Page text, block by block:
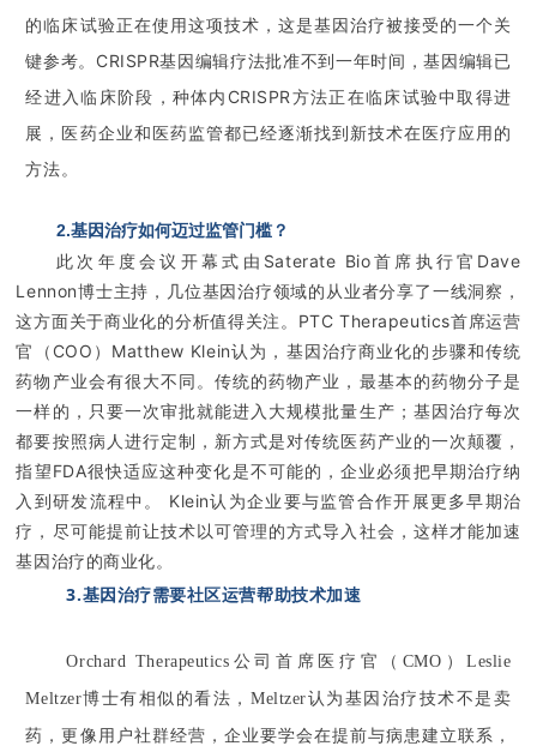
的临床试验正在使用这项技术，这是基因治疗被接受的一个关
键参考。 CRISPR基因编辑疗法批准不到一年时间，基因编辑已
经进入临床阶段，种体内CRISPR方法正在临床试验中取得进
展，医药企业和医药监管都已经逐渐找到新技术在医疗应用的
方法。
2.基因治疗如何迈过监管门槛？
此次年度会议开幕式由Saterate Bio首席执行官Dave
Lennon博士主持，几位基因治疗领域的从业者分享了一线洞察，
这方面关于商业化的分析值得关注。PTC Therapeutics首席运营
官（COO）Matthew Klein认为，基因治疗商业化的步骤和传统
药物产业会有很大不同。传统的药物产业，最基本的药物分子是
一样的，只要一次审批就能进入大规模批量生产；基因治疗每次
都要按照病人进行定制，新方式是对传统医药产业的一次颠覆，
指望FDA很快适应这种变化是不可能的，企业必须把早期治疗纳
入到研发流程中。 Klein认为企业要与监管合作开展更多早期治
疗，尽可能提前让技术以可管理的方式导入社会，这样才能加速
基因治疗的商业化。
3.基因治疗需要社区运营帮助技术加速
Orchard Therapeutics公司 首席医疗官（CMO）Leslie
Meltzer博士有相似的看法，Meltzer认为基因治疗技术不是卖
药，更像用户社群经营，企业要学会在提前与病患建立联系，